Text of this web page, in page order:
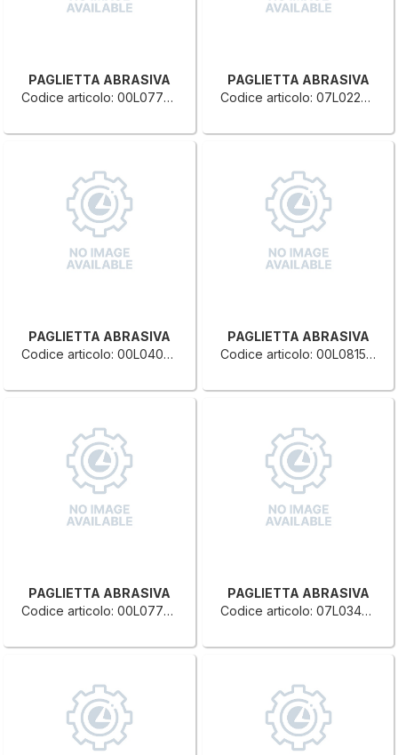
PAGLIETTA ABRASIVA
Codice articolo: 00L0779510E
PAGLIETTA ABRASIVA
Codice articolo: 07L0222632E
PAGLIETTA ABRASIVA
Codice articolo: 00L0404691D
PAGLIETTA ABRASIVA
Codice articolo: 00L0815742A
PAGLIETTA ABRASIVA
Codice articolo: 00L0779509D
PAGLIETTA ABRASIVA
Codice articolo: 07L0343648F